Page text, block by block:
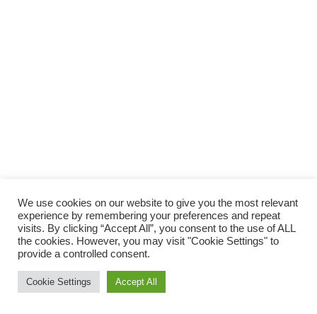
We use cookies on our website to give you the most relevant
experience by remembering your preferences and repeat
visits. By clicking “Accept All”, you consent to the use of ALL
the cookies. However, you may visit "Cookie Settings" to
provide a controlled consent.
Cookie Settings Accept All